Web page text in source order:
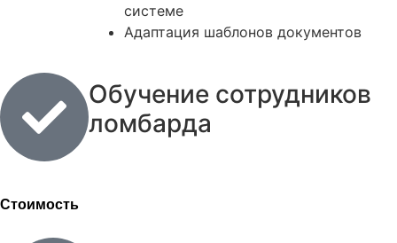
системе
Адаптация шаблонов документов
Обучение сотрудников
ломбарда
Стоимость